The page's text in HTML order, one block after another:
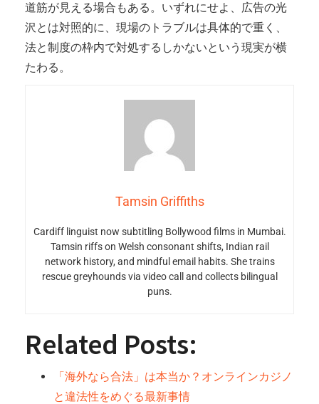
道筋が見える場合もある。いずれにせよ、広告の光
沢とは対照的に、現場のトラブルは具体的で重く、
法と制度の枠内で対処するしかないという現実が横
たわる。
Tamsin Griffiths
Cardiff linguist now subtitling Bollywood films in Mumbai.
Tamsin riffs on Welsh consonant shifts, Indian rail
network history, and mindful email habits. She trains
rescue greyhounds via video call and collects bilingual
puns.
Related Posts:
「海外なら合法」は本当か？オンラインカジノ
と違法性をめぐる最新事情